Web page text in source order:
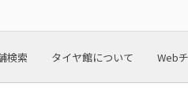
検索 タイヤ館について Web